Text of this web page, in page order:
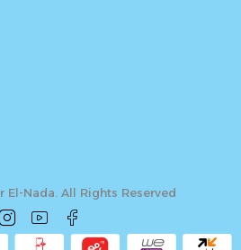
Nada. All Rights Reserved